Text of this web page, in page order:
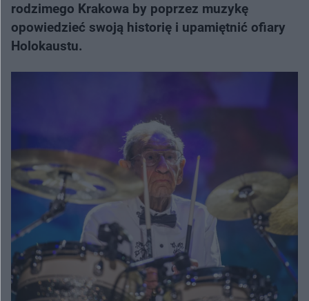
rodzimego Krakowa by poprzez muzykę
opowiedzieć swoją historię i upamiętnić ofiary
Holokaustu.